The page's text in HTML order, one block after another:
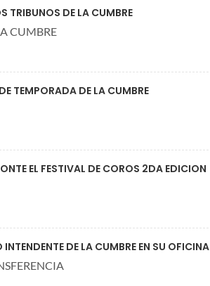
TRIBUNOS DE LA CUMBRE
CUMBRE
TEMPORADA DE LA CUMBRE
EL FESTIVAL DE COROS 2DA EDICION
DE LA CUMBRE EN SU OFICINA